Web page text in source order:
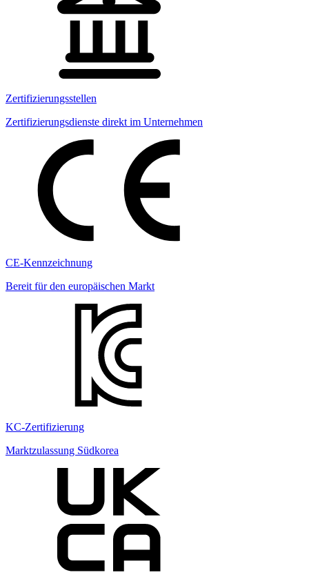
Zertifizierungsstellen
Zertifizierungsdienste direkt im Unternehmen
CE-Kennzeichnung
Bereit für den europäischen Markt
KC-Zertifizierung
Marktzulassung Südkorea